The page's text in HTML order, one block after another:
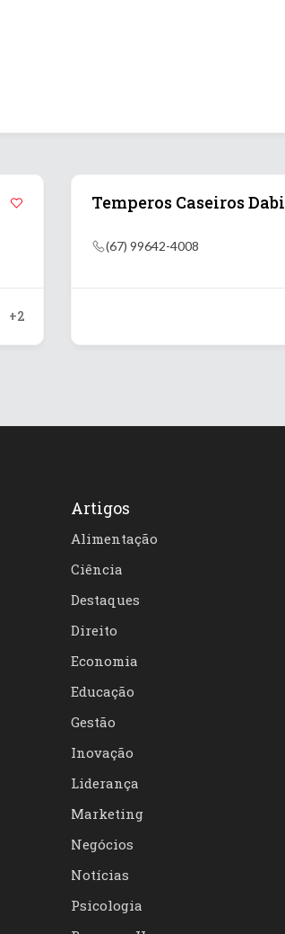
+2
Temperos Caseiros Dabi
(67) 99642-4008
Artigos
Alimentação
Ciência
Destaques
Direito
Economia
Educação
Gestão
Inovação
Liderança
Marketing
Negócios
Notícias
Psicologia